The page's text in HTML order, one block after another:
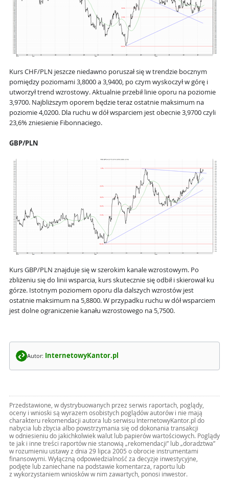
Kurs CHF/PLN jeszcze niedawno poruszał się w trendzie bocznym
pomiędzy poziomami 3,8000 a 3,9400, po czym wyskoczył w górę i
utworzył trend wzrostowy. Aktualnie przebił linie oporu na poziomie
3,9700. Najbliższym oporem będzie teraz ostatnie maksimum na
poziomie 4,0200. Dla ruchu w dół wsparciem jest obecnie 3,9700 czyli
23,6% zniesienie Fibonnaciego.
GBP/PLN
Kurs GBP/PLN znajduje się w szerokim kanale wzrostowym. Po
zbliżeniu się do linii wsparcia, kurs skutecznie się odbił i skierował ku
górze. Istotnym poziomem oporu dla dalszych wzrostów jest
ostatnie maksimum na 5,8800. W przypadku ruchu w dół wsparciem
jest dolne ograniczenie kanału wzrostowego na 5,7500.
Autor: InternetowyKantor.pl
Przedstawione, w dystrybuowanych przez serwis raportach, poglądy,
oceny i wnioski są wyrazem osobistych poglądów autorów i nie mają
charakteru rekomendacji autora lub serwisu InternetowyKantor.pl do
nabycia lub zbycia albo powstrzymania się od dokonania transakcji
w odniesieniu do jakichkolwiek walut lub papierów wartościowych. Poglądy
te jak i inne treści raportów nie stanowią „rekomendacji” lub „doradztwa”
w rozumieniu ustawy z dnia 29 lipca 2005 o obrocie instrumentami
finansowymi. Wyłączną odpowiedzialność za decyzje inwestycyjne,
podjęte lub zaniechane na podstawie komentarza, raportu lub
z wykorzystaniem wniosków w nim zawartych, ponosi inwestor.